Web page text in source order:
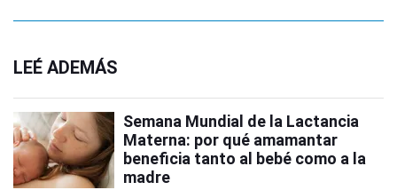
LEÉ ADEMÁS
Semana Mundial de la Lactancia
Materna: por qué amamantar
beneficia tanto al bebé como a la
madre